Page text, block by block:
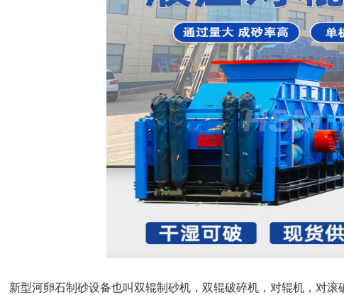
新型河卵石制砂设备也叫双辊制砂机，双辊破碎机，对辊机，对